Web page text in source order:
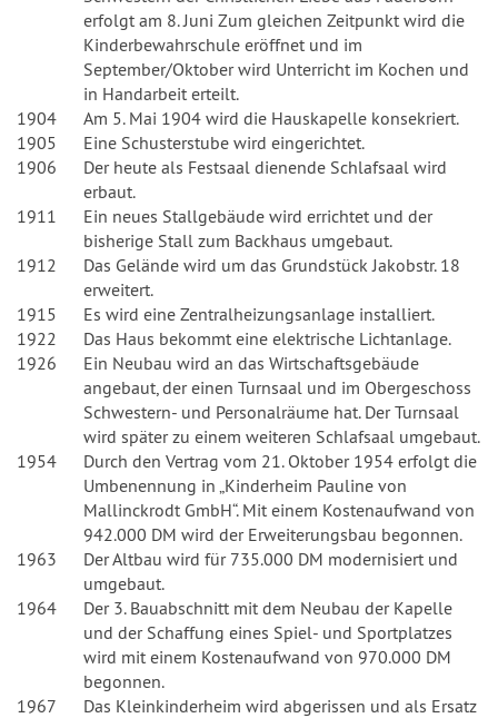
erfolgt am 8. Juni Zum gleichen Zeitpunkt wird die
Kinderbewahrschule eröffnet und im
September/Oktober wird Unterricht im Kochen und
in Handarbeit erteilt.
1904
Am 5. Mai 1904 wird die Hauskapelle konsekriert.
1905
Eine Schusterstube wird eingerichtet.
1906
Der heute als Festsaal dienende Schlafsaal wird
erbaut.
1911
Ein neues Stallgebäude wird errichtet und der
bisherige Stall zum Backhaus umgebaut.
1912
Das Gelände wird um das Grundstück Jakobstr. 18
erweitert.
1915
Es wird eine Zentralheizungsanlage installiert.
1922
Das Haus bekommt eine elektrische Lichtanlage.
1926
Ein Neubau wird an das Wirtschaftsgebäude
angebaut, der einen Turnsaal und im Obergeschoss
Schwestern- und Personalräume hat. Der Turnsaal
wird später zu einem weiteren Schlafsaal umgebaut.
1954
Durch den Vertrag vom 21. Oktober 1954 erfolgt die
Umbenennung in „Kinderheim Pauline von
Mallinckrodt GmbH“. Mit einem Kostenaufwand von
942.000 DM wird der Erweiterungsbau begonnen.
1963
Der Altbau wird für 735.000 DM modernisiert und
umgebaut.
1964
Der 3. Bauabschnitt mit dem Neubau der Kapelle
und der Schaffung eines Spiel- und Sportplatzes
wird mit einem Kostenaufwand von 970.000 DM
begonnen.
1967
Das Kleinkinderheim wird abgerissen und als Ersatz